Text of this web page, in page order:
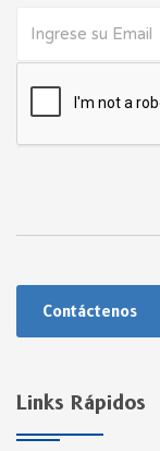
Contáctenos
Links Rápidos